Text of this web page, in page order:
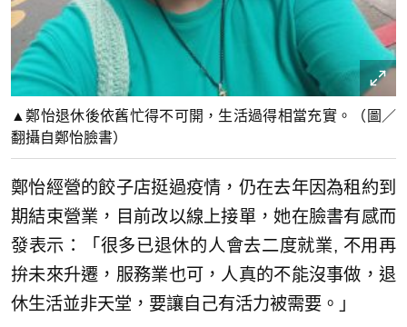
▲鄭怡退休後依舊忙得不可開，生活過得相當充實。（圖／
翻攝自鄭怡臉書）
鄭怡經營的餃子店挺過疫情，仍在去年因為租約到
期結束營業，目前改以線上接單，她在臉書有感而
發表示：「很多已退休的人會去二度就業, 不用再
拚未來升遷，服務業也可，人真的不能沒事做，退
休生活並非天堂，要讓自己有活力被需要。」